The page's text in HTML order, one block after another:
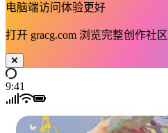
电脑端访问体验更好
打开 gracg.com 浏览完整创作社区
9:41